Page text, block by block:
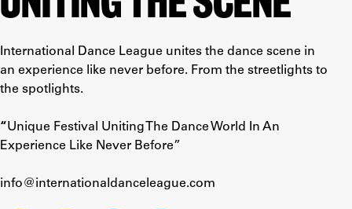
International Dance League unites the dance scene in
an experience like never before. From the streetlights to
the spotlights.
“Unique Festival Uniting The Dance World In An
Experience Like Never Before”
info@internationaldanceleague.com